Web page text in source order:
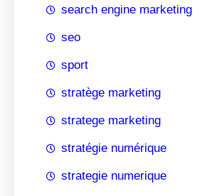
search engine marketing
seo
sport
stratège marketing
stratege marketing
stratégie numérique
strategie numerique